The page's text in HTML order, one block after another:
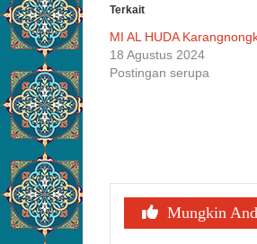
Terkait
MI AL HUDA
18 Agustus 2024
Postingan serupa
Mungkin